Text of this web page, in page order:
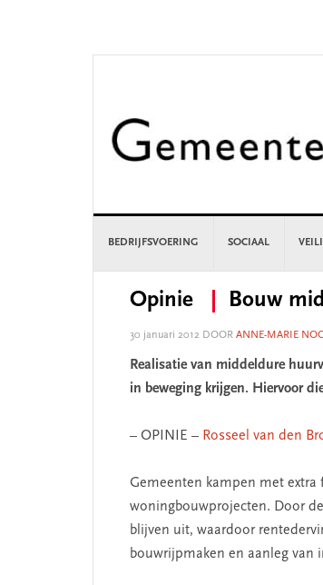
BEDRIJFSVOERING SOCIAAL
Opinie Bouw
30 januari 2012 DOOR ANNE-MARIE
Realisatie van middeldure
in beweging krijgen. Hiervoor
– OPINIE – Rosseel van den
Gemeenten kampen met extra
woningbouwprojecten. Door
blijven uit, waardoor
bouwrijpmaken en aanleg van